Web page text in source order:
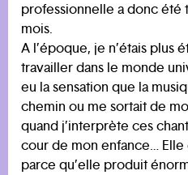
professionnelle a donc été
mois.
A l’époque, je n’étais plus
travailler dans le monde
eu la sensation que la
chemin ou me sortait de
quand j’interprète ces
cour de mon enfance…
parce qu’elle produit